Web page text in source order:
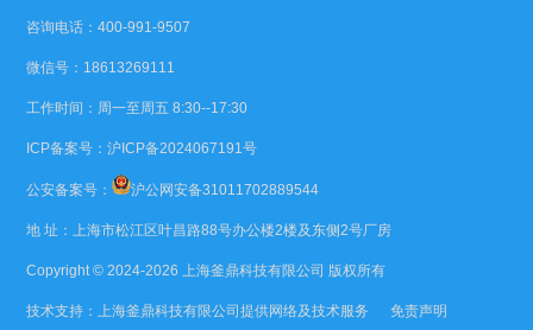
咨询电话：400-991-9507
微信号：18613269111
工作时间：周一至周五 8:30--17:30
ICP备案号：沪ICP备2024067191号
公安备案号： 沪公网安备31011702889544
地 址：上海市松江区叶昌路88号办公楼2楼及东侧2号厂房
Copyright © 2024-2026上海釜鼎科技有限公司 版权所有
技术支持：上海釜鼎科技有限公司提供网络及技术服务 免责声明